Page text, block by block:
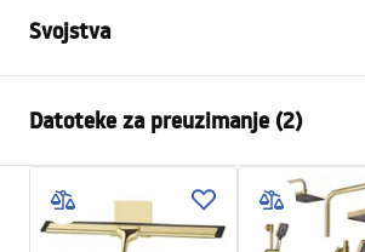
Svojstva
stijenka)
Boja
Gold
Tip kabine
Ugao
Boja stakla
Datoteke za preuzimanje (2)
shower manual
shower manual.pdf